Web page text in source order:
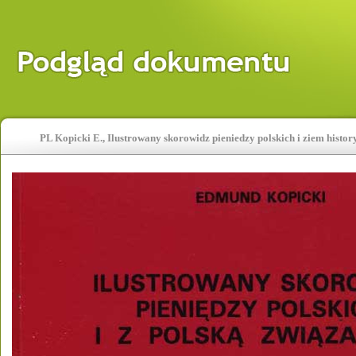
PL Kopicki E., Ilustrowany skorowidz pieniedzy polskich i ziem